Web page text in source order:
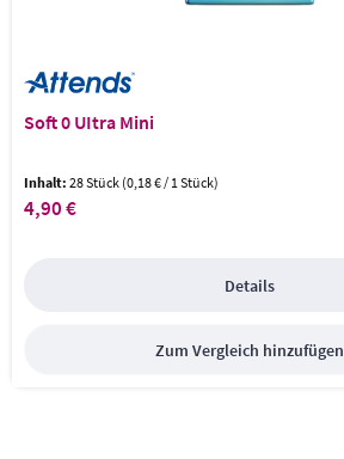
Soft 0 UItra Mini
Inhalt:28 Stück (0,18 € / 1 Stück)
Regulärer Preis:
4,90 €
Details
Zum Vergleich hinzufügen